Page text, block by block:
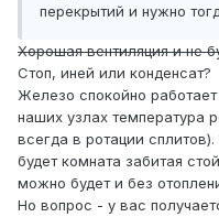
перекрытий и нужно
Хорошая вентиляция и не
Стоп, иней или конденсат?
Железо спокойно
наших узлах температура
всегда в ротации
будет комната забитая
можно будет и без
Но вопрос - у вас